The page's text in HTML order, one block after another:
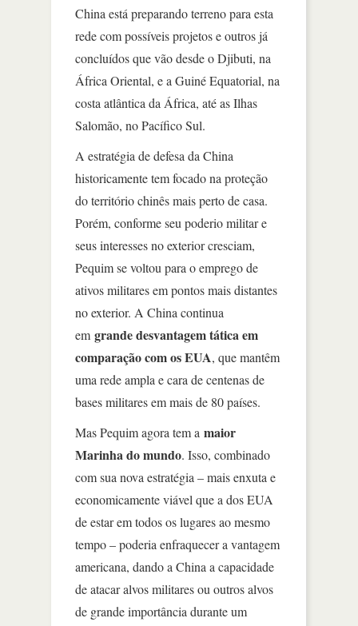
China está preparando terreno para esta
rede com possíveis projetos e outros já
concluídos que vão desde o Djibuti, na
África Oriental, e a Guiné Equatorial, na
costa atlântica da África, até as Ilhas
Salomão, no Pacífico Sul.
A estratégia de defesa da China
historicamente tem focado na proteção
do território chinês mais perto de casa.
Porém, conforme seu poderio militar e
seus interesses no exterior cresciam,
Pequim se voltou para o emprego de
ativos militares em pontos mais distantes
no exterior. A China continua
em grande desvantagem tática em
comparação com os EUA, que mantêm
uma rede ampla e cara de centenas de
bases militares em mais de 80 países.
Mas Pequim agora tem a maior
Marinha do mundo. Isso, combinado
com sua nova estratégia – mais enxuta e
economicamente viável que a dos EUA
de estar em todos os lugares ao mesmo
tempo – poderia enfraquecer a vantagem
americana, dando a China a capacidade
de atacar alvos militares ou outros alvos
de grande importância durante um